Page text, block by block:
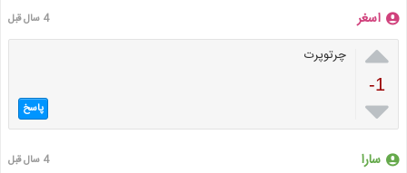
اسغر 4 سال قبل

-1

چرتوپرت
پاسخ
سارا 4 سال قبل